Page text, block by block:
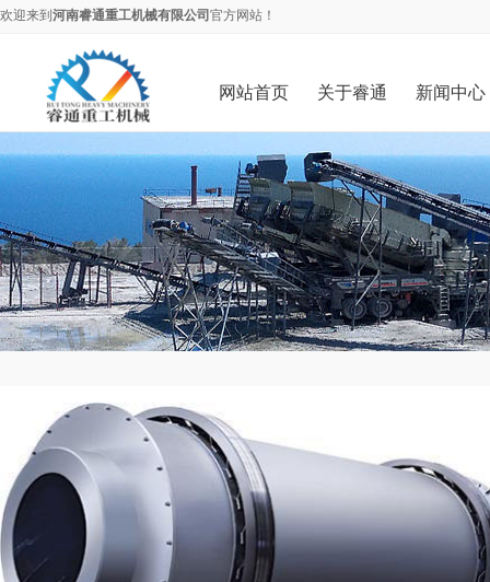
欢迎来到 河南睿通重工机械有限公司 官方网站！
网站首页 关于睿通 新闻中心